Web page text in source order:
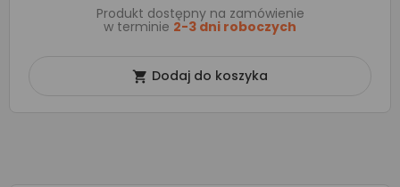
Produkt dostępny na zamówienie
w terminie 2-3 dni roboczych
 Dodaj do koszyka